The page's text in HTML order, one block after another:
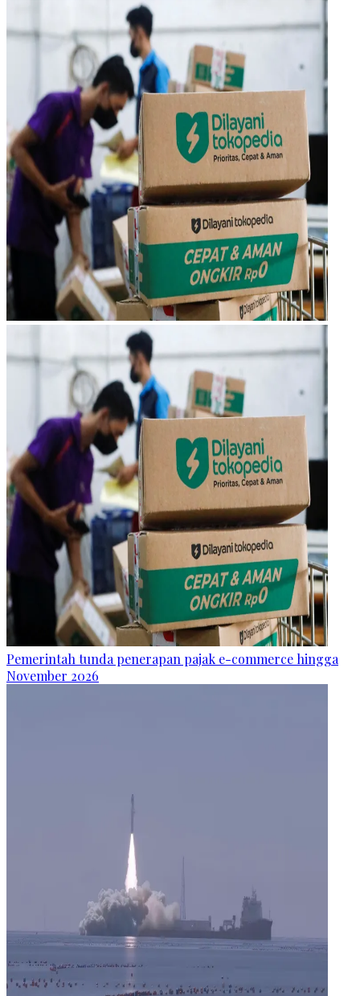
Pemerintah tunda penerapan pajak e-commerce hingga
November 2026